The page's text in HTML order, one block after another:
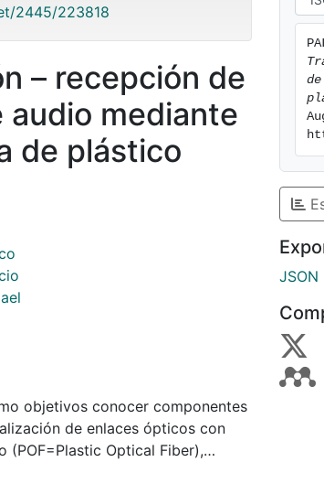
2445/223818
– recepción de
audio mediante
de plástico
objetivos conocer componentes
de enlaces ópticos con
Optical Fiber),
de polarización del LED y del
JSON